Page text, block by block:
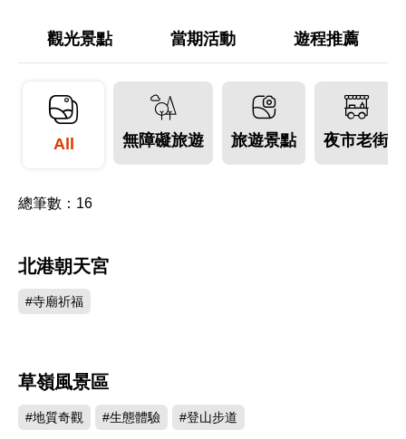
村風光與得天獨厚的農產物品，一直以來都是雲林
人最引以為傲的資源。倚山傍海的地理優勢，也因
此孕育出各式農特產美食，例如古坑的咖啡、臺西
的文蛤、口湖的馬蹄蛤與臺灣鯛、斗六的文旦、西
螺的醬油、大埤的酸菜、北港的花生與麻油等，每
不能空手而回的伴手禮品。此外，雲林擁有著名的
廟宇，每年都吸引數以萬計的人潮前來參拜。當
然，雲林對文化產業的深耕也不能被忽略，臺灣的
縣享有布袋戲之鄉的美譽。
更多旅遊資訊，詳見 慢遊雲林。
觀光景點 當期活動 遊程推薦
All 無障礙旅遊 旅遊景點 夜市老街
總筆數： 16
北港朝天宮
#寺廟祈福
草嶺風景區
#地質奇觀 #生態體驗 #登山步道